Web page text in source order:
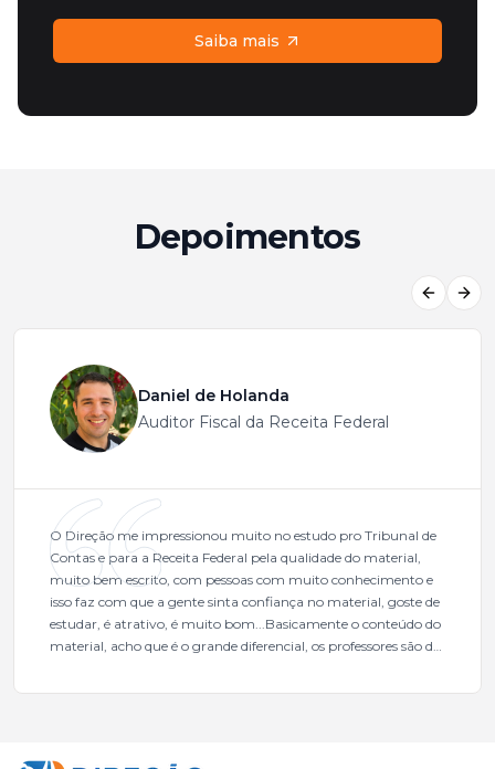
Saiba mais
Depoimentos
Daniel de Holanda
Auditor Fiscal da Receita Federal
O Direção me impressionou muito no estudo pro Tribunal de
Contas e para a Receita Federal pela qualidade do material,
muito bem escrito, com pessoas com muito conhecimento e
isso faz com que a gente sinta confiança no material, goste de
estudar, é atrativo, é muito bom...Basicamente o conteúdo do
material, acho que é o grande diferencial, os professores são de
mais excelentes cargos da administração pública.Eu sempre
fundamental na minha derrota no ano passado para que eu